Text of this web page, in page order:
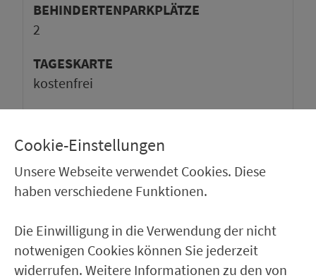
BEHINDERTENPARKPLÄTZE
2
TAGESKARTE
kos­ten­frei
Cookie-Einstellungen
Unsere Webseite verwendet Cookies. Diese
haben verschiedene Funktionen.
Die Einwilligung in die Verwendung der nicht
notwenigen Cookies können Sie jederzeit
widerrufen. Weitere Informationen zu den von